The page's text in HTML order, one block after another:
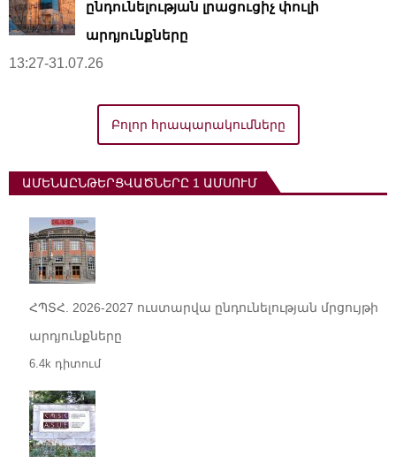
ընդունելության լրացուցիչ փուլի
արդյունքները
13:27-31.07.26
Բոլոր հրապարակումները
ԱՄԵՆԱԸՆԹԵՐՑՎԱԾՆԵՐԸ 1 ԱՄՍՈՒՄ
ՀՊՏՀ. 2026-2027 ուստարվա ընդունելության մրցույթի
արդյունքները
6.4k դիտում